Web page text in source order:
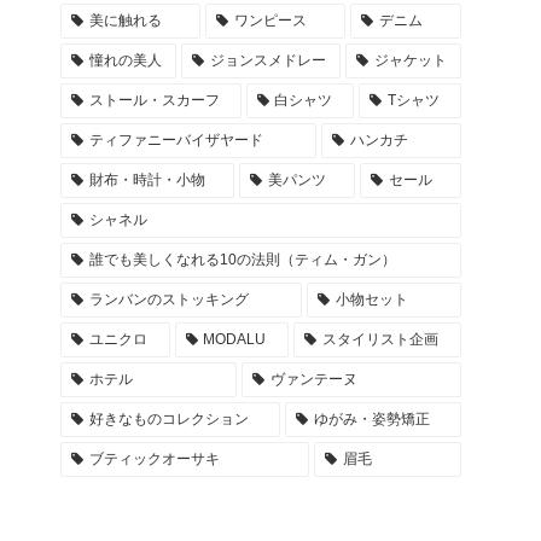
美に触れる ワンピース デニム
憧れの美人 ジョンスメドレー ジャケット
ストール・スカーフ 白シャツ Tシャツ
ティファニーバイザヤード ハンカチ
財布・時計・小物 美パンツ セール
シャネル
誰でも美しくなれる10の法則（ティム・ガン）
ランバンのストッキング 小物セット
ユニクロ MODALU スタイリスト企画
ホテル ヴァンテーヌ
好きなものコレクション ゆがみ・姿勢矯正
ブティックオーサキ 眉毛